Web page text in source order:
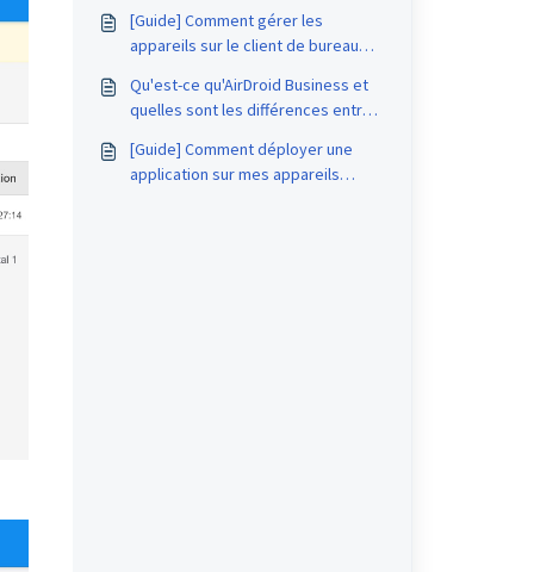
[Guide] Comment gérer les
appareils sur le client de bureau
Qu'est-ce qu'AirDroid Business et
quelles sont les différences entre
AirDroid ?
[Guide] Comment déployer une
application sur mes appareils